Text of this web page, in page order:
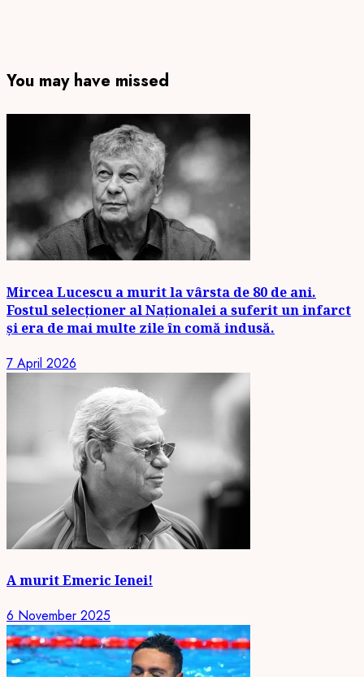
You may have missed
Mircea Lucescu a murit la vârsta de 80 de ani.
Fostul selecționer al Naționalei a suferit un infarct
și era de mai multe zile în comă indusă.
7 April 2026
A murit Emeric Ienei!
6 November 2025